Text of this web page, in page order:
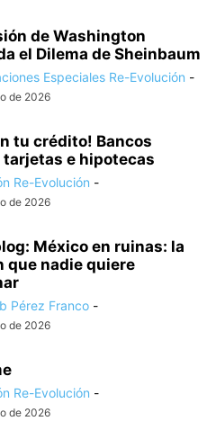
de Washington
el Dilema de Sheinbaum
Especiales Re-Evolución -
de 2026
tu crédito! Bancos
e hipotecas
Re-Evolución -
de 2026
México en ruinas: la
que nadie quiere
Pérez Franco -
de 2026
Re-Evolución -
de 2026